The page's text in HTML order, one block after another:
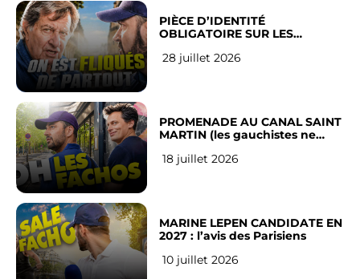
PIÈCE D’IDENTITÉ
OBLIGATOIRE SUR LES
Français
28 juillet 2026
PROMENADE AU CANAL SAINT
MARTIN (les gauchistes ne
18 juillet 2026
MARINE LEPEN CANDIDATE EN
2027 : l’avis des Parisiens
10 juillet 2026